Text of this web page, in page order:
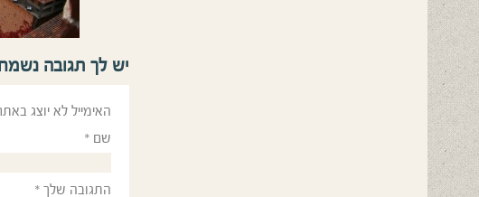
יש לך תגובה
האימייל לא יוצג
שם *
התגובה שלך *